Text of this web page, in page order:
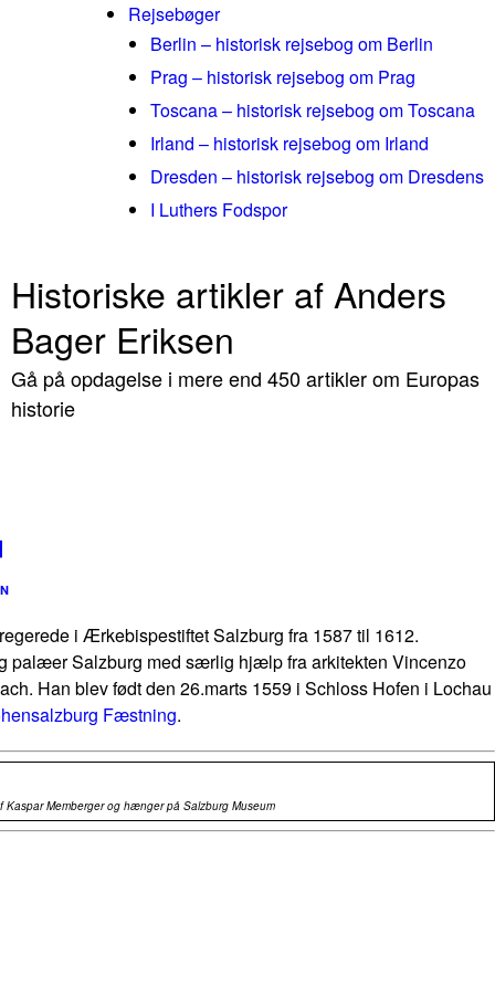
Rejsebøger
Berlin – historisk rejsebog om Berlin
Prag – historisk rejsebog om Prag
Toscana – historisk rejsebog om Toscana
Irland – historisk rejsebog om Irland
Dresden – historisk rejsebog om Dresdens
I Luthers Fodspor
Historiske artikler af Anders
Bager Eriksen
Gå på opdagelse i mere end 450 artikler om Europas
historie
i Ærkebispestiftet Salzburg fra 1587 til 1612.
palæer Salzburg med særlig hjælp fra arkitekten Vincenzo
Han blev født den 26.marts 1559 i Schloss Hofen i Lochau
Fæstning.
Kaspar Memberger og hænger på Salzburg Museum